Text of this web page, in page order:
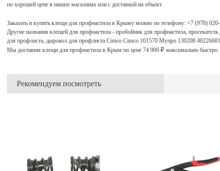
по хорошей цене в наших магазинах или с доставкой на объект.
Заказать и купить клещи для профнастила в Крыму можно по телефону: +7 (978)
Другие названия клещей для профнастила - пробойник для профнастила,
для профлиста, дырокол для профлиста Cimco Cimco 101570 Мупро 130208
Мы доставим клещи для профнастила в Крым по цене 74 900 ₽ максимально быстро.
Рекомендуем посмотреть